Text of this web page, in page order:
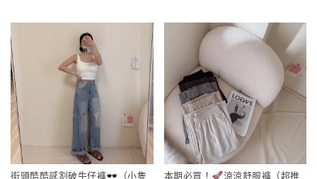
街頭酷酷感割破牛仔褲🕶️（小隻
本期必買！🚀涼涼舒服褲（超推